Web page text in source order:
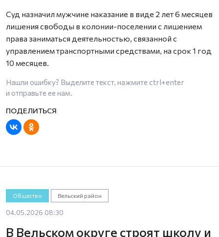
Суд назначил мужчине наказание в виде 2 лет 6 месяцев
лишения свободы в колонии-поселении с лишением
права заниматься деятельностью, связанной с
управлением транспортными средствами, на срок 1 год
10 месяцев.
Нашли ошибку? Выделите текст, нажмите ctrl+enter
и отправьте ее нам.
Общество Вельский район
04.05.2026 08:30
В Вельском округе строят школу и